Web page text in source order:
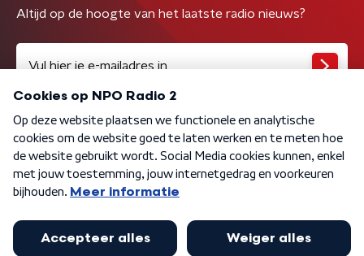
Altijd op de hoogte van het laatste radio nieuws?
Algemene voorwaarden